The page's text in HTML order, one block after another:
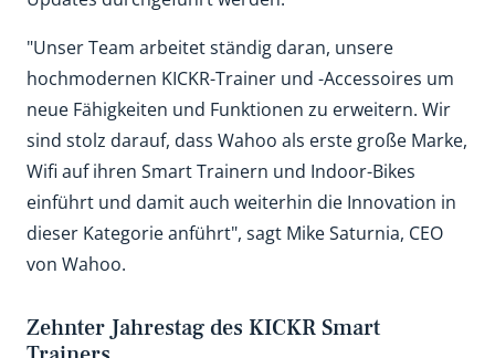
"Unser Team arbeitet ständig daran, unsere
hochmodernen KICKR-Trainer und -Accessoires um
neue Fähigkeiten und Funktionen zu erweitern. Wir
sind stolz darauf, dass Wahoo als erste große Marke,
Wifi auf ihren Smart Trainern und Indoor-Bikes
einführt und damit auch weiterhin die Innovation in
dieser Kategorie anführt", sagt Mike Saturnia, CEO
von Wahoo.
Zehnter Jahrestag des KICKR Smart